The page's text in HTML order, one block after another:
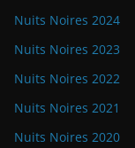
Nuits Noires 2024
Nuits Noires 2023
Nuits Noires 2022
Nuits Noires 2021
Nuits Noires 2020